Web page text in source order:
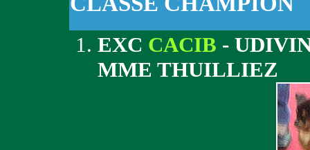
EXC CACIB -
MME THUILLIEZ